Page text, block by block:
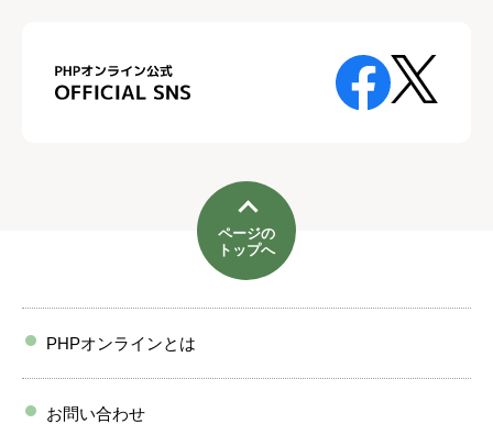
ページの
トップへ
PHPオンラインとは
お問い合わせ